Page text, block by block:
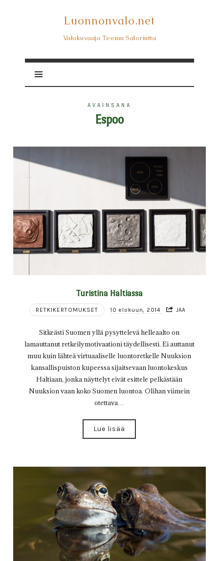
Luonnonvalo.net
Luonnonvalo.net
Valokuvaaja Teemu Saloriutta
AVAINSANA
Espoo
Turistina Haltiassa
RETKIKERTOMUKSET 10 elokuun, 2014 JAA
Sitkeästi Suomen yllä pysyttelevä helleaalto on
lamauttanut retkeilymotivaationi täydellisesti. Ei auttanut
muu kuin lähteä virtuaaliselle luontoretkelle Nuuksion
kansallispuiston kupeessa sijaitsevaan luontokeskus
Haltiaan, jonka näyttelyt eivät esittele pelkästään
Nuuksion vaan koko Suomen luontoa. Olihan viimein
otettava…
Lue lisää